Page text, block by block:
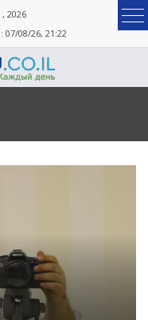
2026
08/26, 21:22